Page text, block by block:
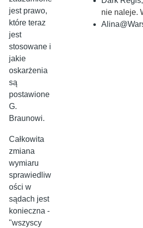
jest prawo,
które teraz
jest
stosowane i
jakie
oskarżenia
są
postawione
G.
Braunowi.
Całkowita
zmiana
wymiaru
sprawiedliw
ości w
sądach jest
konieczna -
"wszyscy
nie naleje.